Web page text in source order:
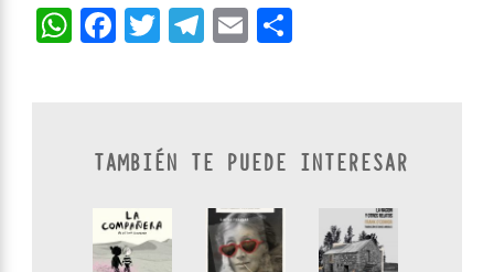
WhatsApp
Facebook
Twitter
Telegram
Email
TAMBIÉN TE PUEDE INTERESAR